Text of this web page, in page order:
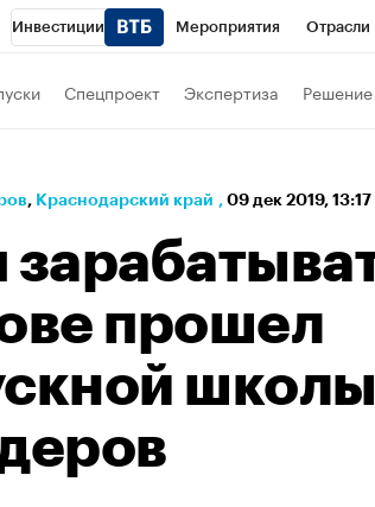
Инвестиции Мероприятия Отрасли
контрагентов
Спецпроект Экспертиза Решение
⁠, Краснодарский край , 09 дек 2019, 13:17
прошел
школы